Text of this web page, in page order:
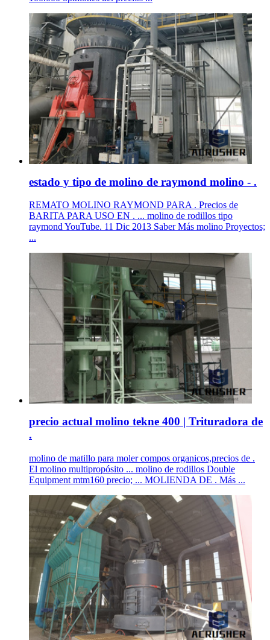
estado y tipo de molino de raymond molino - .
REMATO MOLINO RAYMOND PARA . Precios de
BARITA PARA USO EN . ... molino de rodillos tipo
raymond YouTube. 11 Dic 2013 Saber Más molino Proyectos;
...
precio actual molino tekne 400 | Trituradora de
.
molino de matillo para moler compos organicos,precios de .
El molino multipropósito ... molino de rodillos Double
Equipment mtm160 precio; ... MOLIENDA DE . Más ...